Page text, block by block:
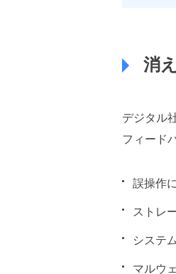
消
デジタル
フィード
誤操作
ストレ
システ
マルウ